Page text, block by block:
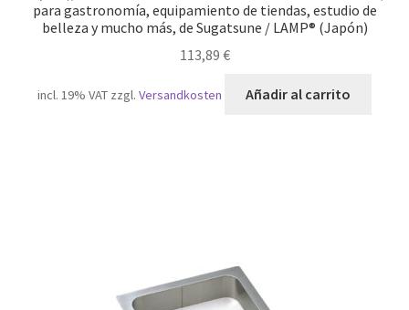
para gastronomía, equipamiento de tiendas, estudio de
belleza y mucho más, de Sugatsune / LAMP® (Japón)
113,89 €
incl. 19% VAT zzgl.Versandkosten Añadir al carrito